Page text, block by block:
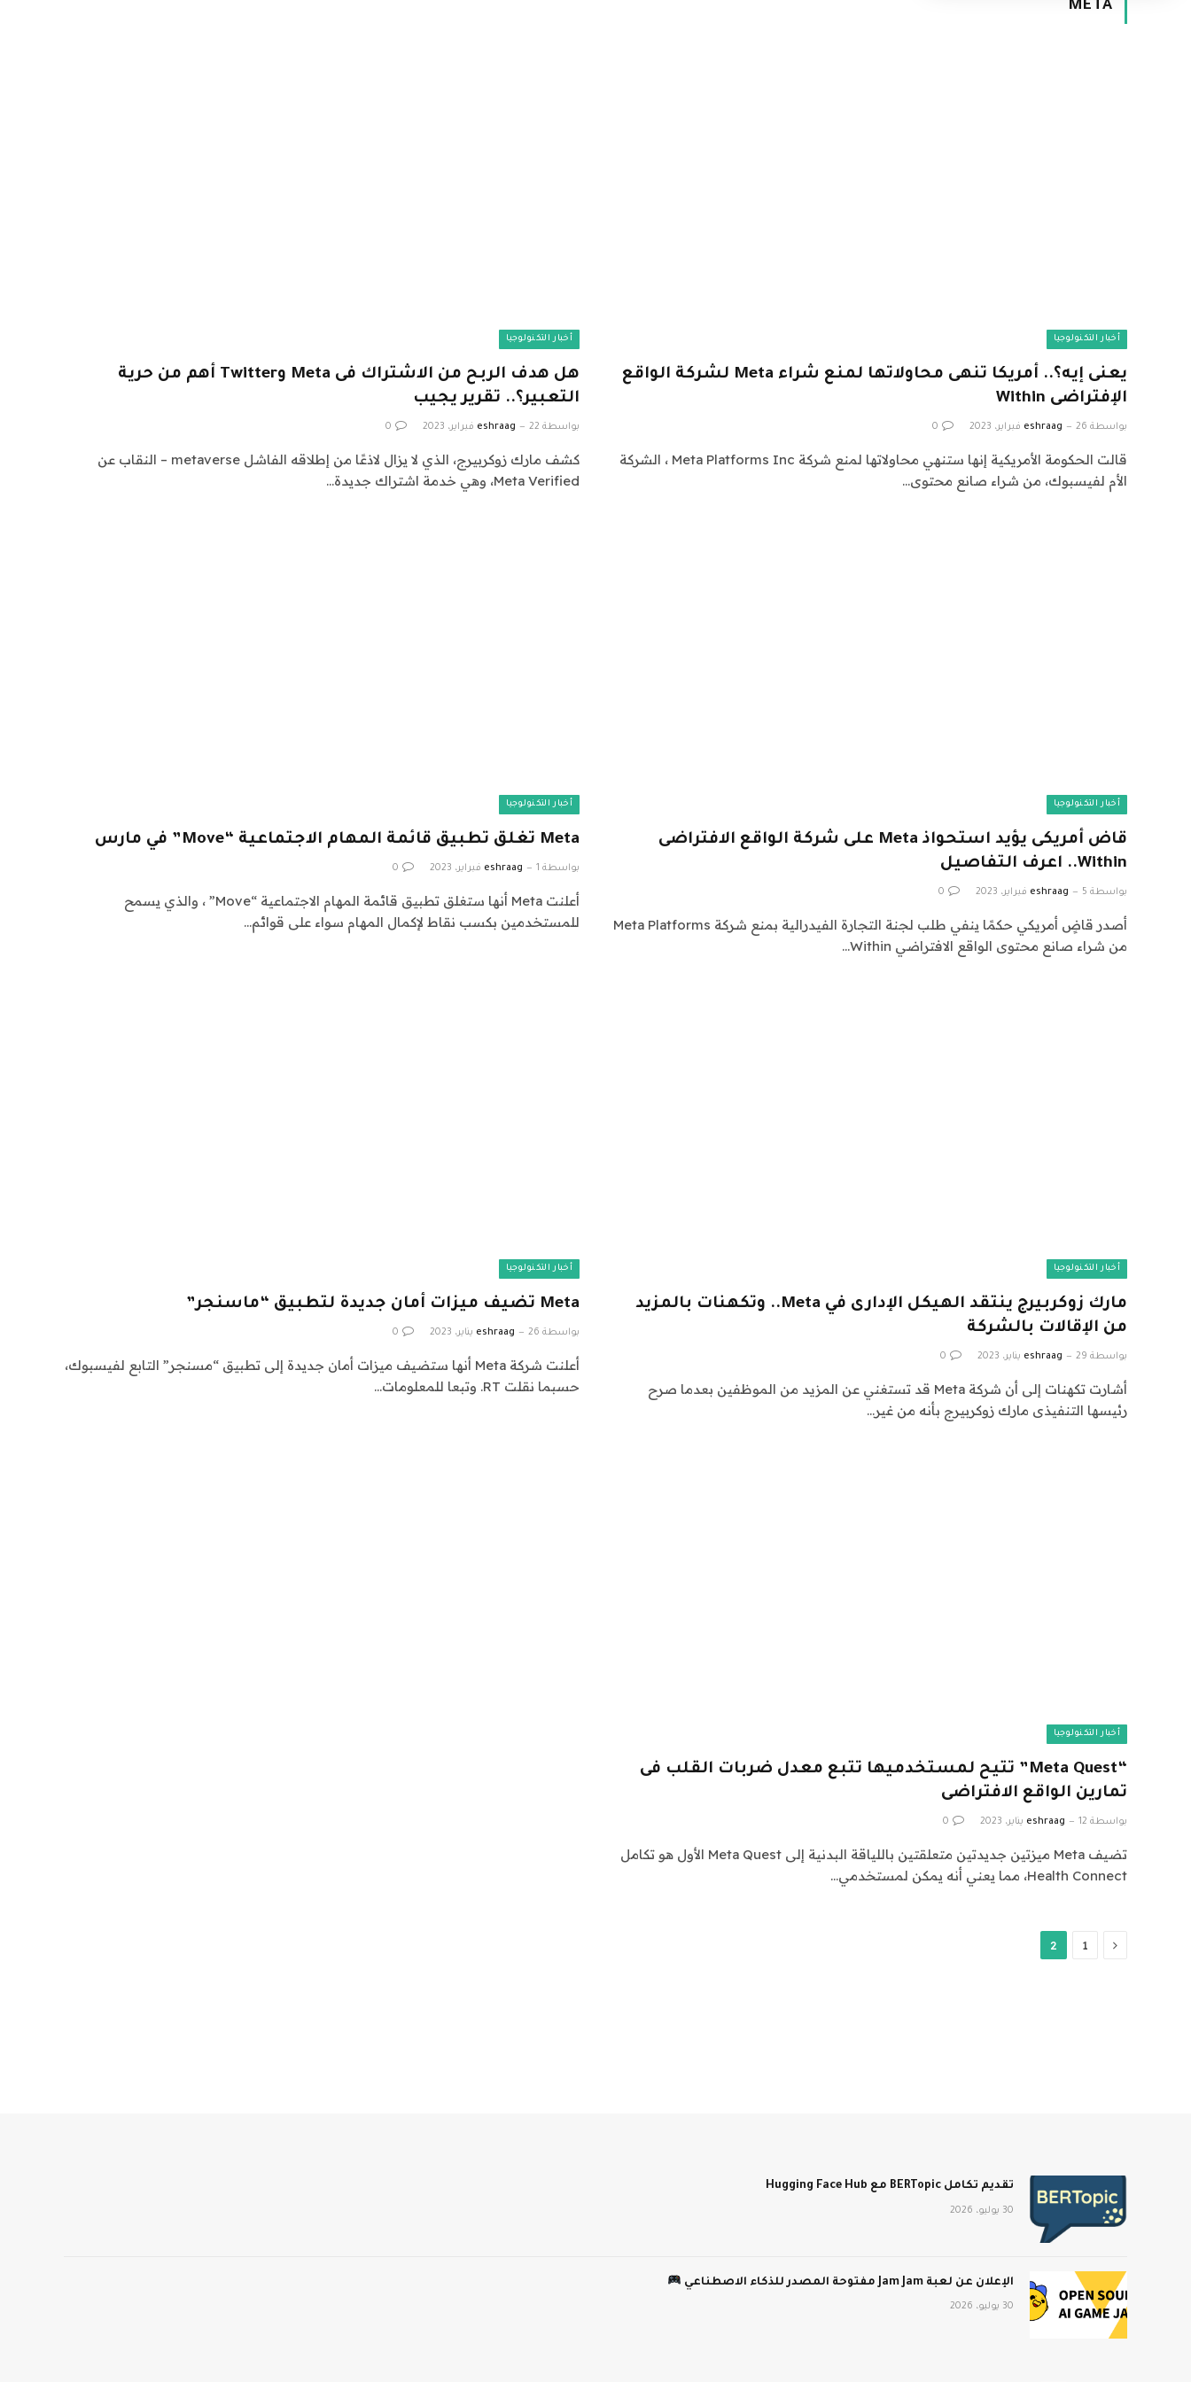
META
أخبار التكنولوجيا
يعنى إيه؟.. أمريكا تنهى محاولاتها لمنع شراء Meta لشركة الواقع
الإفتراضى Within
بواسطة eshraag 26 فبراير، 2023 0
قالت الحكومة الأمريكية إنها ستنهي محاولاتها لمنع شركة Meta Platforms Inc ، الشركة
الأم لفيسبوك، من شراء صانع محتوى…
أخبار التكنولوجيا
هل هدف الربح من الاشتراك فى Meta وTwitter أهم من حرية
التعبير؟.. تقرير يجيب
بواسطة eshraag 22 فبراير، 2023 0
كشف مارك زوكربيرج، الذي لا يزال لاذعًا من إطلاقه الفاشل metaverse – النقاب عن
Meta Verified، وهي خدمة اشتراك جديدة…
أخبار التكنولوجيا
قاض أمريكى يؤيد استحواذ Meta على شركة الواقع الافتراضى
Within.. اعرف التفاصيل
بواسطة eshraag 5 فبراير، 2023 0
أصدر قاضٍ أمريكي حكمًا ينفي طلب لجنة التجارة الفيدرالية بمنع شركة Meta Platforms
من شراء صانع محتوى الواقع الافتراضي Within…
أخبار التكنولوجيا
Meta تغلق تطبيق قائمة المهام الاجتماعية “Move” في مارس
بواسطة eshraag 1 فبراير، 2023 0
أعلنت Meta أنها ستغلق تطبيق قائمة المهام الاجتماعية “Move” ، والذي يسمح
للمستخدمين بكسب نقاط لإكمال المهام سواء على قوائم…
أخبار التكنولوجيا
مارك زوكربيرج ينتقد الهيكل الإدارى في Meta.. وتكهنات بالمزيد
من الإقالات بالشركة
بواسطة eshraag 29 يناير، 2023 0
أشارت تكهنات إلى أن شركة Meta قد تستغني عن المزيد من الموظفين بعدما صرح
رئيسها التنفيذى مارك زوكربيرج بأنه من غير…
أخبار التكنولوجيا
Meta تضيف ميزات أمان جديدة لتطبيق “ماسنجر”
بواسطة eshraag 26 يناير، 2023 0
أعلنت شركة Meta أنها ستضيف ميزات أمان جديدة إلى تطبيق “مسنجر” التابع لفيسبوك،
حسبما نقلت RT. وتبعا للمعلومات…
أخبار التكنولوجيا
“Meta Quest” تتيح لمستخدميها تتبع معدل ضربات القلب فى
تمارين الواقع الافتراضى
بواسطة eshraag 12 يناير، 2023 0
تضيف Meta ميزتين جديدتين متعلقتين باللياقة البدنية إلى Meta Quest الأول هو تكامل
Health Connect، مما يعني أنه يمكن لمستخدمي…
السابق
1
2
تقديم تكامل BERTopic مع Hugging Face Hub
30 يوليو، 2026
الإعلان عن لعبة Jam Jam مفتوحة المصدر للذكاء الاصطناعي
30 يوليو، 2026